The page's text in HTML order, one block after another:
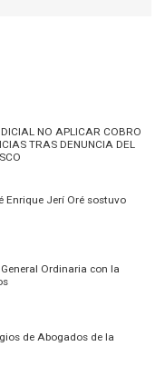
NO APLICAR COBRO
TRAS DENUNCIA DEL
Enrique Jerí Oré sostuvo
Ordinaria con la
de Abogados de la